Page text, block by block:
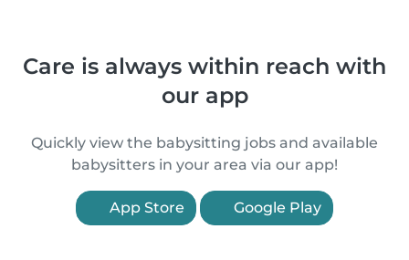
Care is always within reach with
our app
Quickly view the babysitting jobs and available
babysitters in your area via our app!
App Store Google Play